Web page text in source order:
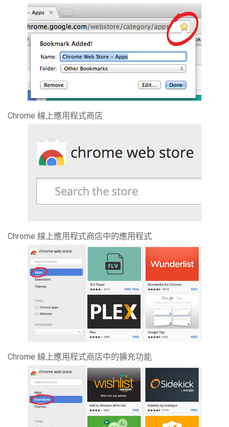
Chrome 線上應用程式商店
Chrome 線上應用程式商店中的應用程式
Chrome 線上應用程式商店中的擴充功能